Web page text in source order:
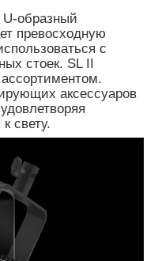
образный
превосходную
с
стоек. SL II
аксессуаров
свету.